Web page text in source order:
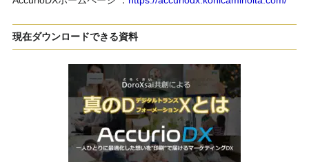
現在ダウンロードできる資料